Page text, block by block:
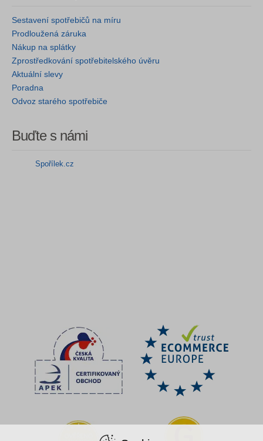
Sestavení spotřebičů na míru
Prodloužená záruka
Nákup na splátky
Zprostředkování spotřebitelského úvěru
Aktuální slevy
Poradna
Odvoz starého spotřebiče
Buďte s námi
Spořílek.cz